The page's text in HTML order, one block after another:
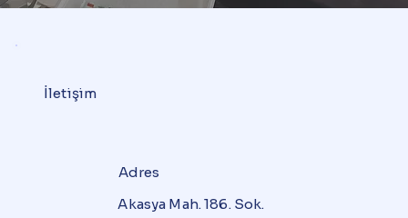
İletişim
Adres
Akasya Mah. 186. Sok.